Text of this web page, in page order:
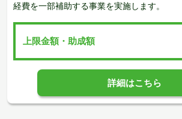
経費を一部補助する事業を実施します。
上限金額・助成額
詳細はこちら